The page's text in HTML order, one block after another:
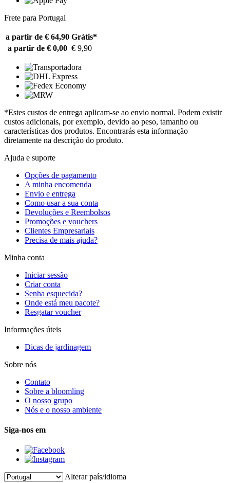
Frete para Portugal
a partir de € 64,90 Grátis*
a partir de € 0,00 € 9,90
*Estes custos de entrega aplicam-se ao envio normal. Podem existir
custos adicionais, por exemplo, devido ao peso, tamanho ou
características dos produtos. Encontrarás esta informação
diretamente na descrição do produto.
Ajuda e suporte
Opções de pagamento
A minha encomenda
Envio e entrega
Como usar a sua conta
Devoluções e Reembolsos
Promoções e vouchers
Clientes Empresariais
Precisa de mais ajuda?
Minha conta
Iniciar sessão
Criar conta
Senha esquecida?
Onde está meu pacote?
Resgatar voucher
Informações úteis
Dicas de jardinagem
Sobre nós
Contato
Sobre a bloomling
O nosso grupo
Nós e o nosso ambiente
Siga-nos em
Alterar país/idioma